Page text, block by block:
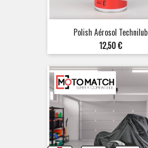
Polish Aérosol Technilub
Prix
12,50 €